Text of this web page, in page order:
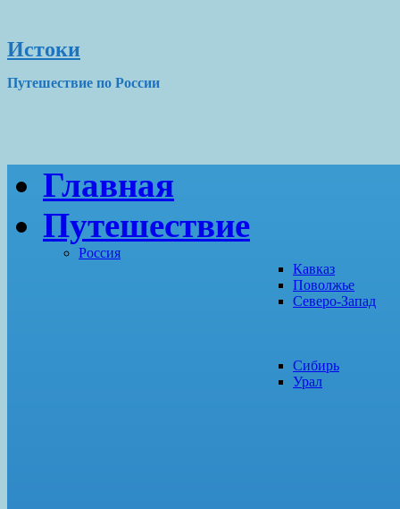
Истоки
Путешествие по России
Главная
Путешествие
Россия
Кавказ
Поволжье
Северо-Запад
Сибирь
Урал